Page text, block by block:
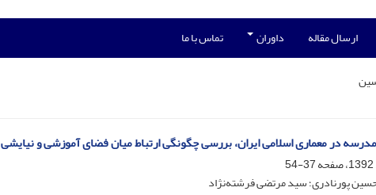
ارسال مقاله داوران تماس با ما
در معماری اسلامی ایران، بررسی چگونگی ارتباط میان فضای آموزشی و نیایشی
37-54
پورنادری؛ سید مرتضی فرشته‌نژاد